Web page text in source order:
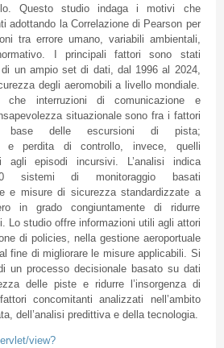
Questo studio indaga i motivi che
adottando la Correlazione di Pearson per
tra errore umano, variabili ambientali,
I principali fattori sono stati
un ampio set di dati, dal 1996 al 2024,
degli aeromobili a livello mondiale.
che interruzioni di comunicazione e
situazionale sono fra i fattori
base delle escursioni di pista;
e perdita di controllo, invece, quelli
agli episodi incursivi. L’analisi indica
di monitoraggio basati
e misure di sicurezza standardizzate a
in grado congiuntamente di ridurre
Lo studio offre informazioni utili agli attori
di policies, nella gestione aeroportuale
fine di migliorare le misure applicabili. Si
un processo decisionale basato su dati
delle piste e ridurre l’insorgenza di
concomitanti analizzati nell’ambito
dell’analisi predittiva e della tecnologia.
view?